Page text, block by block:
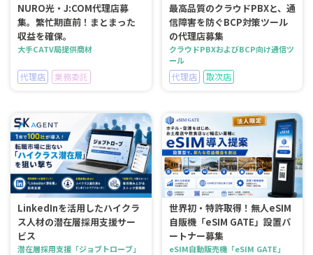
NURO光・J:COM代理店募
集。繁忙期直前！まとまった
収益を確保。
大手CATV局提供商材
代理店 業務委託
最高品質のクラウドPBXと、通
信障害を防ぐBCP対策ツール
の代理店募集
クラウドPBXおよびBCP向け通信ツ
ール
代理店 取次店
LinkedInを活用したハイクラ
ス人材の潜在層採用支援サー
ビス
潜在層採用支援「ジョブトローブ」
世界初・特許取得！無人eSIM
自販機「eSIM GATE」設置パ
ートナー募集
eSIM自動販売機「eSIM GATE」